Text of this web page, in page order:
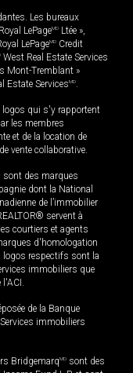
Les bureaux
LePageMD Ltée »,
LePageMD Credit
West Real Estate Services
Mont-Tremblant »
Estate ServicesMD.
logos qui s'y rapportent
les membres
et de la location de
vente collaborative.
sont des marques
dont la National
de l’immobilier
servent à
courtiers et agents
d'homologation
logos respectifs sont la
immobiliers que
de la Banque
immobiliers
BridgemarqMD sont des